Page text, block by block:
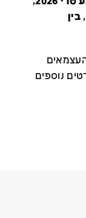
בין
נוספים